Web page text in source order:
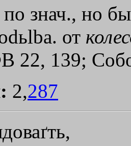
по знач., но
от
22, 139;
2,287